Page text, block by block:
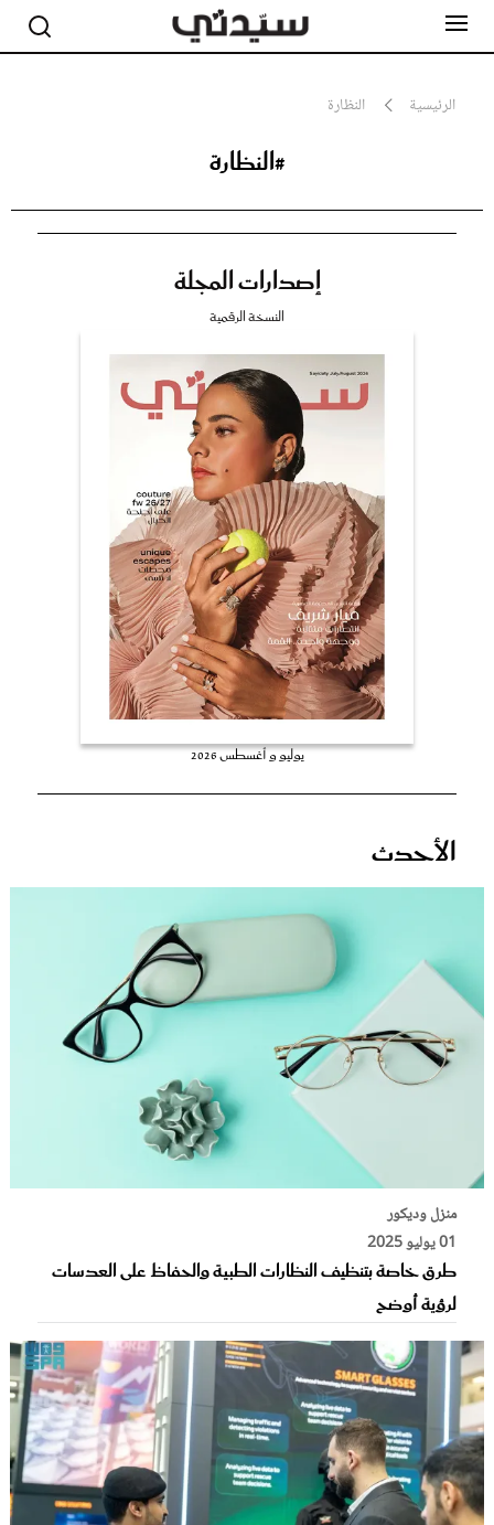
الرئيسية النظارة
#النظارة
إصدارات المجلة
النسخة الرقمية
يوليو و أغسطس 2026
الأحدث
منزل وديكور
01 يوليو 2025
طرق خاصة بتنظيف النظارات الطبية والحفاظ على العدسات
لرؤية أوضح
جمال
صحة ورشاقة
عروس سيدتي
غلاف رفمي